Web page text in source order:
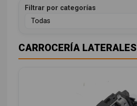
Filtrar por categorías
CARROCERÍA LATERALES